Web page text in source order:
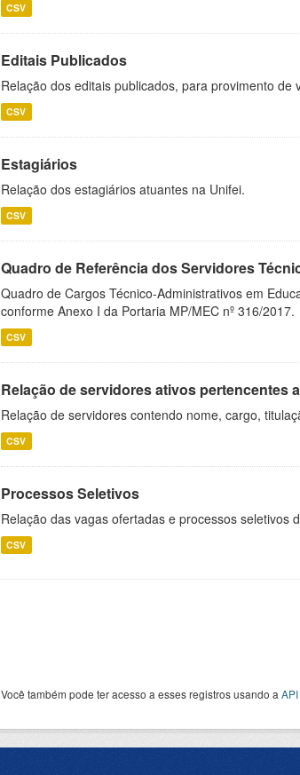
CSV
Editais Publicados
Relação dos editais publicados, para provimento de
CSV
Estagiários
Relação dos estagiários atuantes na Unifei.
CSV
Quadro de Referência dos Servidores
Quadro de Cargos Técnico-Administrativos em
conforme Anexo I da Portaria MP/MEC nº 316/2017.
CSV
Relação de servidores ativos pertencentes
Relação de servidores contendo nome, cargo,
CSV
Processos Seletivos
Relação das vagas ofertadas e processos seletivos
CSV
Você também pode ter acesso a esses registros usando a API